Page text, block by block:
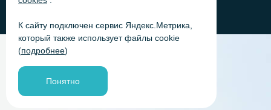
К сайту подключен сервис Яндекс.Метрика,
который также использует файлы cookie
(подробнее)
Понятно